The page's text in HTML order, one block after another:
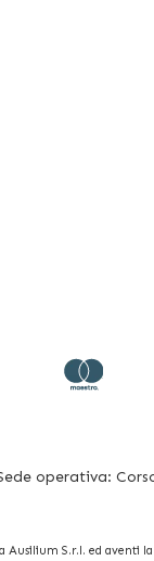
operativa:
Ausilium S.r.l. ed aventi